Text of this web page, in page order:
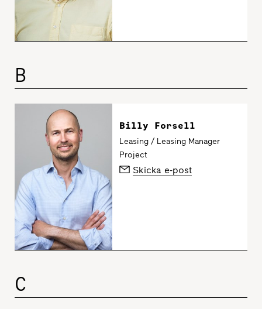
B
Billy Forsell
Leasing / Leasing Manager
Project
Skicka e-post
C